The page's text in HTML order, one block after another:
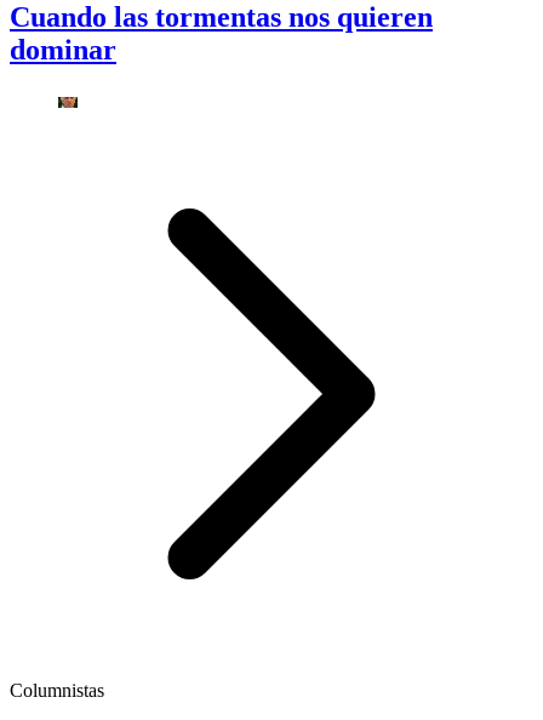
Cuando las tormentas nos quieren
dominar
Columnistas